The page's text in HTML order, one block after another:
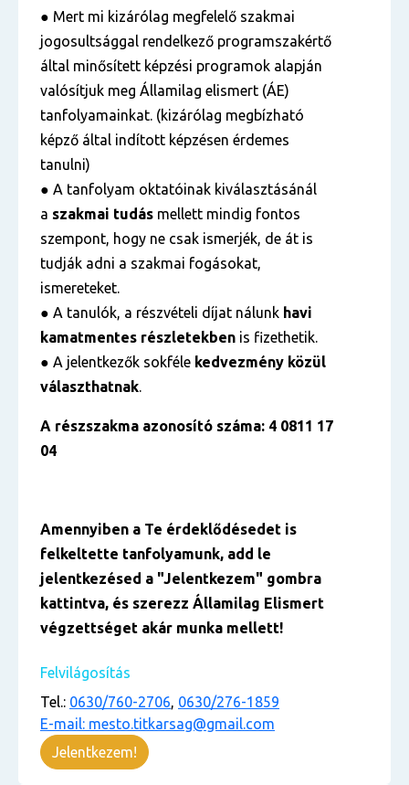
● Mert mi kizárólag megfelelő szakmai
jogosultsággal rendelkező programszakértő
által minősített képzési programok alapján
valósítjuk meg Államilag elismert (ÁE)
tanfolyamainkat. (kizárólag megbízható
képző által indított képzésen érdemes
tanulni)
● A tanfolyam oktatóinak kiválasztásánál
a szakmai tudás mellett mindig fontos
szempont, hogy ne csak ismerjék, de át is
tudják adni a szakmai fogásokat,
ismereteket.
● A tanulók, a részvételi díjat nálunk havi
kamatmentes részletekben is fizethetik.
● A jelentkezők sokféle kedvezmény közül
választhatnak.
A részszakma azonosító száma: 4 0811 17
04
Amennyiben a Te érdeklődésedet is
felkeltette tanfolyamunk, add le
jelentkezésed a "Jelentkezem" gombra
kattintva, és szerezz Államilag Elismert
végzettséget akár munka mellett!
Felvilágosítás
Tel.: 0630/760-2706, 0630/276-1859
E-mail: mesto.titkarsag@gmail.com
Jelentkezem!